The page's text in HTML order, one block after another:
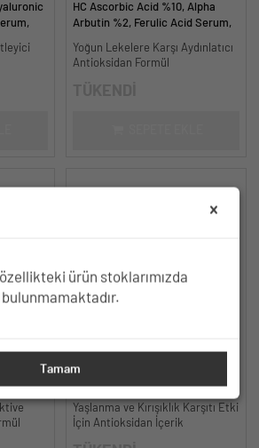
HC Ascorbic Acid %10, Alpha
Arbutin %2, Ferulic Acid Serum,
ml.
Yoğun Lekelere Karşı Aydınlatıcı
Antioksidan Formül
HC Resveratrol %3, Ferulic Acid
%0.5 Serum, Yaşlanma ve
Kırışıklık Karşıtı - 30 ml.
Yaşlanma ve Kırışıklık Karşıtı Etki
İçin Antioksidan İçerik
ürün stoklarımızda
bulunmamaktadır.
Tamam